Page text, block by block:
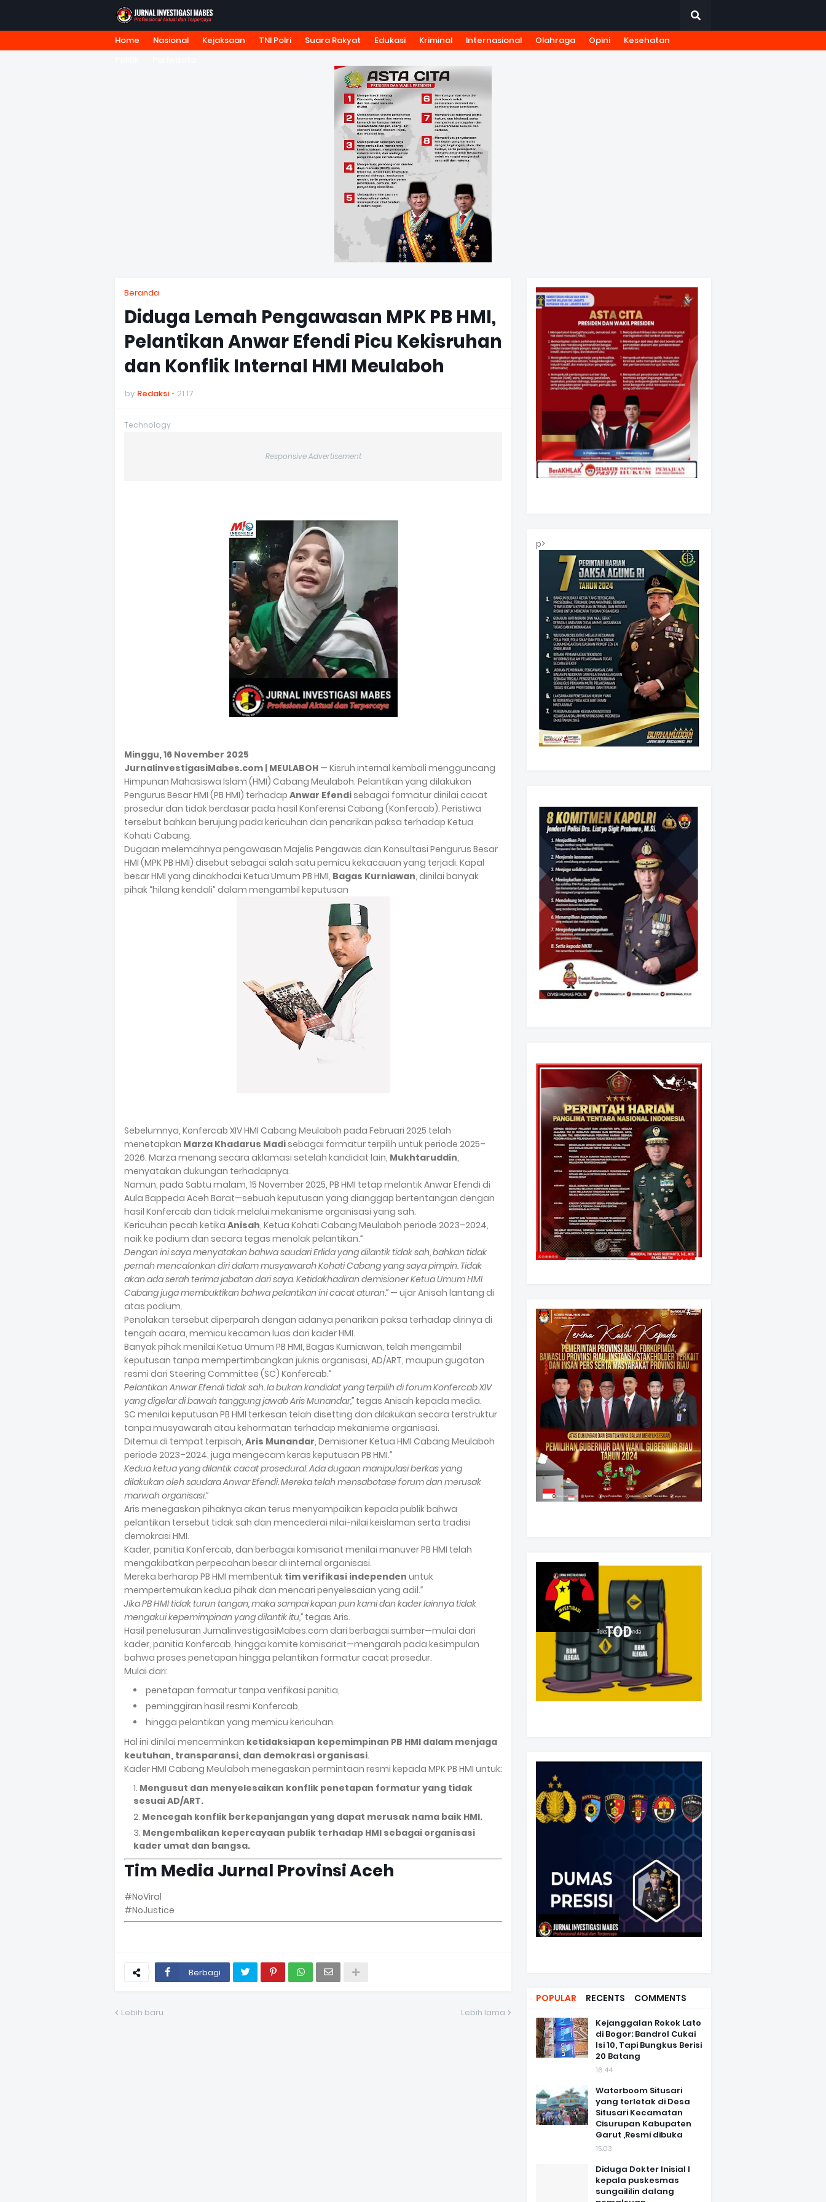
HOME TENTANG KAMI REDAKSI TARIF IKLAN PEDOMAN MEDIA SIBER KODE ETIK JURNALISTIK
Home Nasional Kejaksaan TNI Polri Suara Rakyat Edukasi Kriminal Internasional Olahraga Opini
Kesehatan
Beranda
Diduga Lemah Pengawasan MPK PB HMI,
Pelantikan Anwar Efendi Picu Kekisruhan
dan Konflik Internal HMI Meulaboh
by Redaksi 21.17
Technology
Responsive Advertisement
Minggu, 16 November 2025
JurnalinvestigasiMabes.com | MEULABOH — Kisruh internal kembali mengguncang
Himpunan Mahasiswa Islam (HMI) Cabang Meulaboh. Pelantikan yang dilakukan
Pengurus Besar HMI (PB HMI) terhadap Anwar Efendi sebagai formatur dinilai cacat
prosedur dan tidak berdasar pada hasil Konferensi Cabang (Konfercab). Peristiwa
tersebut bahkan berujung pada kericuhan dan penarikan paksa terhadap Ketua
Kohati Cabang.
Dugaan melemahnya pengawasan Majelis Pengawas dan Konsultasi Pengurus Besar
HMI (MPK PB HMI) disebut sebagai salah satu pemicu kekacauan yang terjadi. Kapal
besar HMI yang dinakhodai Ketua Umum PB HMI, Bagas Kurniawan, dinilai banyak
pihak “hilang kendali” dalam mengambil keputusan
Sebelumnya, Konfercab XIV HMI Cabang Meulaboh pada Februari 2025 telah
menetapkan Marza Khadarus Madi sebagai formatur terpilih untuk periode 2025–
2026. Marza menang secara aklamasi setelah kandidat lain, Mukhtaruddin,
menyatakan dukungan terhadapnya.
Namun, pada Sabtu malam, 15 November 2025, PB HMI tetap melantik Anwar Efendi di
Aula Bappeda Aceh Barat—sebuah keputusan yang dianggap bertentangan dengan
hasil Konfercab dan tidak melalui mekanisme organisasi yang sah.
Kericuhan pecah ketika Anisah, Ketua Kohati Cabang Meulaboh periode 2023–2024,
naik ke podium dan secara tegas menolak pelantikan.“
Dengan ini saya menyatakan bahwa saudari Erlida yang dilantik tidak sah, bahkan tidak
pernah mencalonkan diri dalam musyawarah Kohati Cabang yang saya pimpin. Tidak
akan ada serah terima jabatan dari saya. Ketidakhadiran demisioner Ketua Umum HMI
Cabang juga membuktikan bahwa pelantikan ini cacat aturan.” — ujar Anisah lantang di
atas podium.
Penolakan tersebut diperparah dengan adanya penarikan paksa terhadap dirinya di
tengah acara, memicu kecaman luas dari kader HMI.
Banyak pihak menilai Ketua Umum PB HMI, Bagas Kurniawan, telah mengambil
keputusan tanpa mempertimbangkan juknis organisasi, AD/ART, maupun gugatan
resmi dari Steering Committee (SC) Konfercab.“
Pelantikan Anwar Efendi tidak sah. Ia bukan kandidat yang terpilih di forum Konfercab XIV
yang digelar di bawah tanggung jawab Aris Munandar,” tegas Anisah kepada media.
SC menilai keputusan PB HMI terkesan telah disetting dan dilakukan secara terstruktur
tanpa musyawarah atau kehormatan terhadap mekanisme organisasi.
Ditemui di tempat terpisah, Aris Munandar, Demisioner Ketua HMI Cabang Meulaboh
periode 2023–2024, juga mengecam keras keputusan PB HMI.“
Kedua ketua yang dilantik cacat prosedural. Ada dugaan manipulasi berkas yang
dilakukan oleh saudara Anwar Efendi. Mereka telah mensabotase forum dan merusak
marwah organisasi.”
Aris menegaskan pihaknya akan terus menyampaikan kepada publik bahwa
pelantikan tersebut tidak sah dan mencederai nilai-nilai keislaman serta tradisi
demokrasi HMI.
Kader, panitia Konfercab, dan berbagai komisariat menilai manuver PB HMI telah
mengakibatkan perpecahan besar di internal organisasi.
Mereka berharap PB HMI membentuk tim verifikasi independen untuk
mempertemukan kedua pihak dan mencari penyelesaian yang adil.“
Jika PB HMI tidak turun tangan, maka sampai kapan pun kami dan kader lainnya tidak
mengakui kepemimpinan yang dilantik itu,” tegas Aris.
Hasil penelusuran JurnalinvestigasiMabes.com dari berbagai sumber—mulai dari
kader, panitia Konfercab, hingga komite komisariat—mengarah pada kesimpulan
bahwa proses penetapan hingga pelantikan formatur cacat prosedur.
Mulai dari:
penetapan formatur tanpa verifikasi panitia,
peminggiran hasil resmi Konfercab,
hingga pelantikan yang memicu kericuhan.
Hal ini dinilai mencerminkan ketidaksiapan kepemimpinan PB HMI dalam menjaga
keutuhan, transparansi, dan demokrasi organisasi.
Kader HMI Cabang Meulaboh menegaskan permintaan resmi kepada MPK PB HMI untuk:
Mengusut dan menyelesaikan konflik penetapan formatur yang tidak
sesuai AD/ART.
Mencegah konflik berkepanjangan yang dapat merusak nama baik HMI.
Mengembalikan kepercayaan publik terhadap HMI sebagai organisasi
kader umat dan bangsa.
Tim Media Jurnal Provinsi Aceh
#NoViral
#NoJustice
Berbagi
Lebih baru Lebih lama
p>
POPULAR RECENTS COMMENTS
Kejanggalan Rokok Lato
di Bogor: Bandrol Cukai
Isi 10, Tapi Bungkus Berisi
20 Batang
16.44
Waterboom Situsari
yang terletak di Desa
Situsari Kecamatan
Cisurupan Kabupaten
Garut ,Resmi dibuka
15.03
Diduga Dokter Inisial I
kepala puskesmas
sungaililin dalang